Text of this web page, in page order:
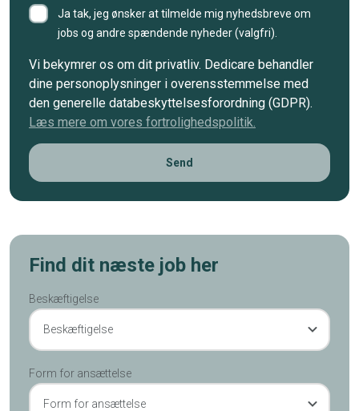
Ja tak, jeg ønsker at tilmelde mig nyhedsbreve om
jobs og andre spændende nyheder (valgfri).
Vi bekymrer os om dit privatliv. Dedicare behandler
dine personoplysninger i overensstemmelse med
den generelle databeskyttelsesforordning (GDPR).
Læs mere om vores fortrolighedspolitik.
CAPTCHA
Find dit næste job her
Beskæftigelse
Beskæftigelse
Form for ansættelse
Form for ansættelse